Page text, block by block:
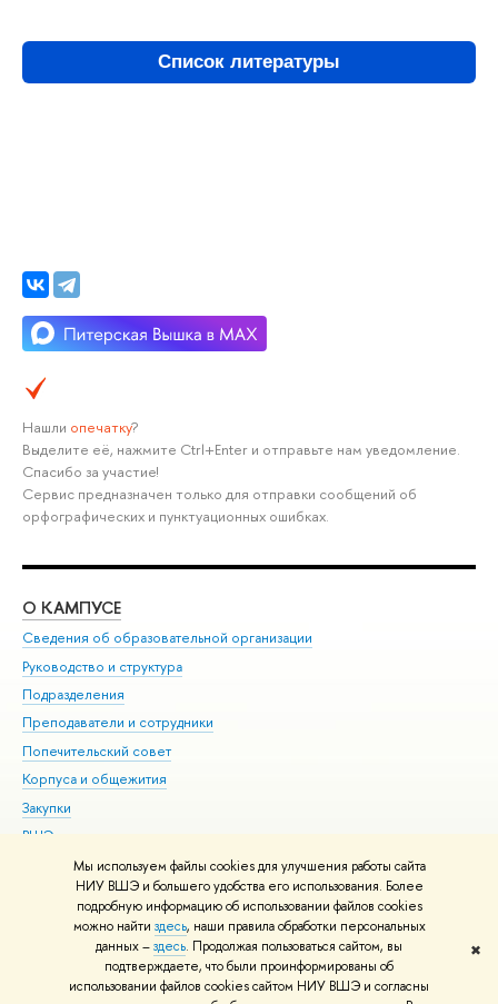
Мы используем файлы cookies для улучшения работы сайта
НИУ ВШЭ и большего удобства его использования. Более
подробную информацию об использовании файлов cookies
можно найти здесь, наши правила обработки персональных
данных –здесь. Продолжая пользоваться сайтом, вы
подтверждаете, что были проинформированы об
использовании файлов cookies сайтом НИУ ВШЭ и согласны
✖
Список литературы
Нашли опечатку?
Выделите её, нажмите Ctrl+Enter и отправьте нам уведомление.
Спасибо за участие!
Сервис предназначен только для отправки сообщений об
орфографических и пунктуационных ошибках.
О КАМПУСЕ
Сведения об образовательной организации
Руководство и структура
Подразделения
Преподаватели и сотрудники
Попечительский совет
Корпуса и общежития
Закупки
ВШЭ для студентов с ограниченными возможностями
здоровья и инвалидностью
Версия для слабовидящих
Единая платежная страница
© НИУ ВШЭ 1993–2026 Адреса и контакты Условия использования